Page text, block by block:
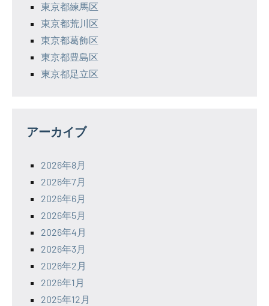
東京都練馬区
東京都荒川区
東京都葛飾区
東京都豊島区
東京都足立区
アーカイブ
2026年8月
2026年7月
2026年6月
2026年5月
2026年4月
2026年3月
2026年2月
2026年1月
2025年12月